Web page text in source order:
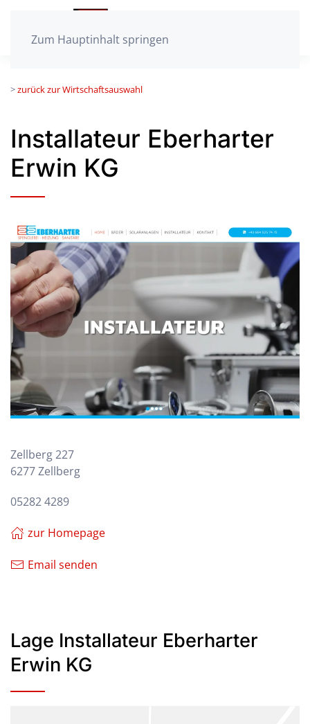
Zum Hauptinhalt springen
>zurück zur Wirtschaftsauswahl
Installateur Eberharter
Erwin KG
Zellberg 227
6277 Zellberg
05282 4289
zur Homepage
Email senden
Lage Installateur Eberharter
Erwin KG